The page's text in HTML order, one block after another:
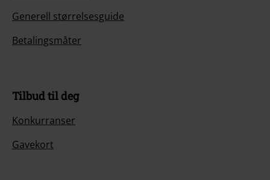
Generell størrelsesguide
Betalingsmåter
Tilbud til deg
Konkurranser
Gavekort